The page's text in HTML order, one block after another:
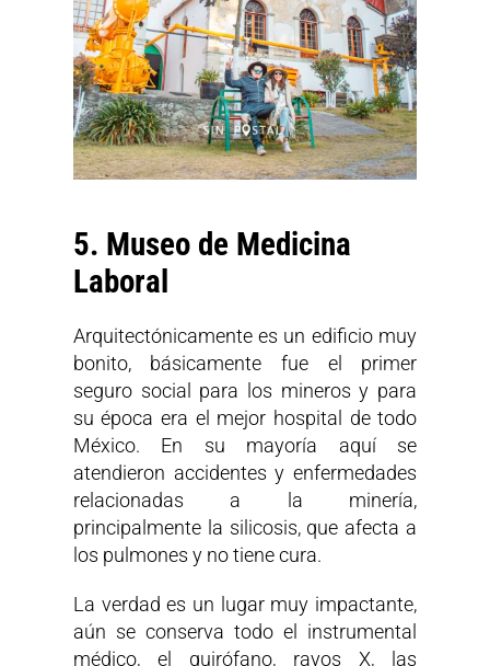
5. Museo de Medicina
Laboral
Arquitectónicamente es un edificio muy
bonito, básicamente fue el primer
seguro social para los mineros y para
su época era el mejor hospital de todo
México. En su mayoría aquí se
atendieron accidentes y enfermedades
relacionadas a la minería,
principalmente la silicosis, que afecta a
los pulmones y no tiene cura.
La verdad es un lugar muy impactante,
aún se conserva todo el instrumental
médico, el quirófano, rayos X, las